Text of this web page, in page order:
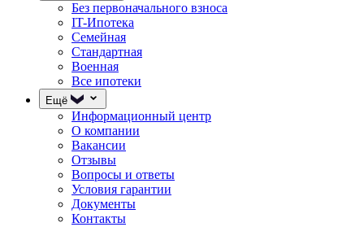
Без первоначального взноса
IT-Ипотека
Семейная
Стандартная
Военная
Все ипотеки
Ещё
Информационный центр
О компании
Вакансии
Отзывы
Вопросы и ответы
Условия гарантии
Документы
Контакты